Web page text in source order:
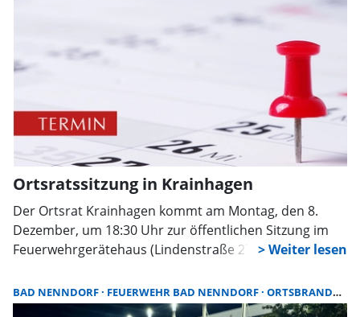
Ortsratssitzung in Krainhagen
Der Ortsrat Krainhagen kommt am Montag, den 8.
Dezember, um 18:30 Uhr zur öffentlichen Sitzung im
Feuerwehrgerätehaus (Lindenstraße 27) zusammen.
Ortsfeuerwehren Krainhagen und Röhrkasten sowie
die Benennung des Ortsbrandmeisters nebst
BAD NENNDORF FEUERWEHR BAD NENNDORF ORTSBRANDMEISTER